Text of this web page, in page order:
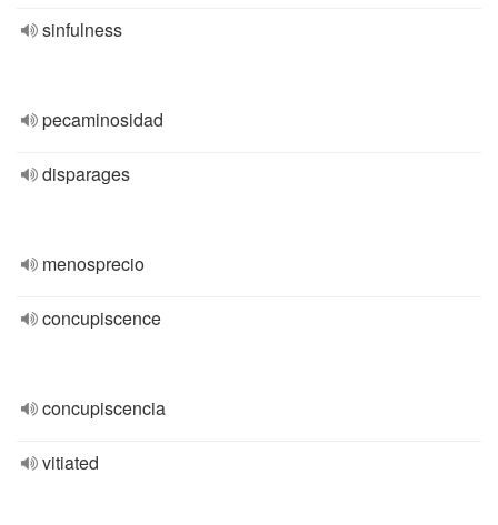
sinfulness
pecaminosidad
disparages
menosprecio
concupiscence
concupiscencia
vitiated